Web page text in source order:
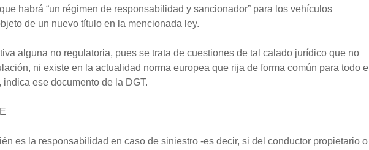
habrá “un régimen de responsabilidad y sancionador” para los vehículos
de un nuevo título en la mencionada ley.
alguna no regulatoria, pues se trata de cuestiones de tal calado jurídico que no
ni existe en la actualidad norma europea que rija de forma común para todo el
ese documento de la DGT.
es la responsabilidad en caso de siniestro -es decir, si del conductor propietario o